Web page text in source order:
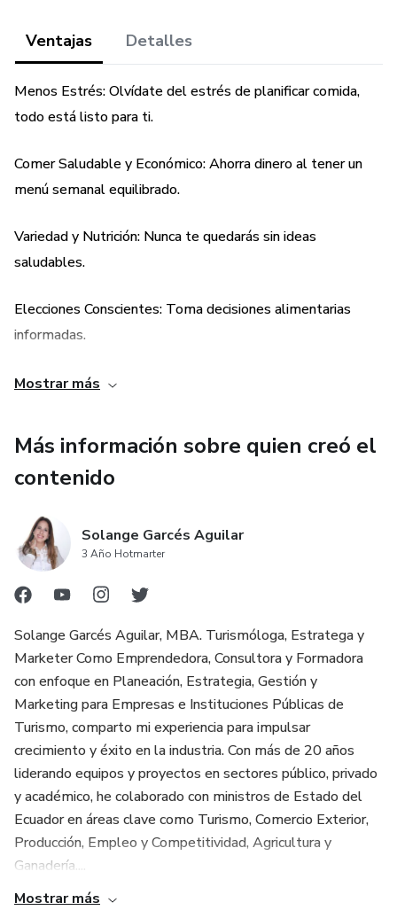
saludables.
- Elecciones Conscientes: Toma decisiones alimentarias
informadas.
- Equilibrio Nutricional: Aprende a equilibrar tus comidas
durante tu jornada laboral.
- Hábitos Saludables: Crea un estilo de vida alimenticio
sostenible.
eficiente.
olvides nada.
Este desafío te ayudará a forjar hábitos saludables para
tu bienestar!
Ventajas Detalles
Menos Estrés: Olvídate del estrés de planificar comida,
todo está listo para ti.
Comer Saludable y Económico: Ahorra dinero al tener un
menú semanal equilibrado.
Variedad y Nutrición: Nunca te quedarás sin ideas
saludables.
Elecciones Conscientes: Toma decisiones alimentarias
informadas.
Equilibrio Nutricional: Aprende a equilibrar tus comidas en
Hábitos Saludables: Crear un estilo de vida alimenticio
sostenible.
Ahorra Tiempo y Dinero: Planifica y compra eficazmente.
Mostrar más
Más información sobre quien creó el
contenido
Solange Garcés Aguilar
3 Año Hotmarter
Solange Garcés Aguilar, MBA. Turismóloga, Estratega y
Marketer Como Emprendedora, Consultora y Formadora
con enfoque en Planeación, Estrategia, Gestión y
Marketing para Empresas e Instituciones Públicas de
Turismo, comparto mi experiencia para impulsar
crecimiento y éxito en la industria. Con más de 20 años
liderando equipos y proyectos en sectores público, privado
y académico, he colaborado con ministros de Estado del
Ecuador en áreas clave como Turismo, Comercio Exterior,
Producción, Empleo y Competitividad, Agricultura y
Ganadería....
Mostrar más